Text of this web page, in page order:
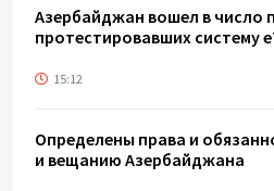
Азербайджан вошел в число
протестировавших систему
15:12
Определены права и
и вещанию Азербайджана